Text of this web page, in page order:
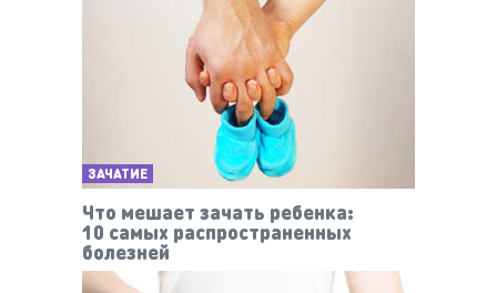
ЗАЧАТИЕ
Что мешает зачать ребенка:
10 самых распространенных
болезней